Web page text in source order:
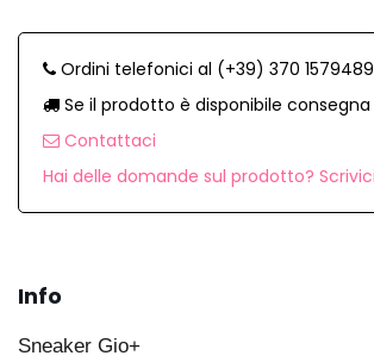
Ordini telefonici al (+39) 370 1579489
Se il prodotto è disponibile
Contattaci
Hai delle domande sul prodotto? Scrivici
Info
Sneaker Gio+